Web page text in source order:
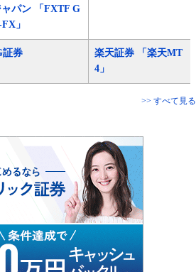
ャパン 「FXTF G
」
証券
楽天証券 「楽天MT
4」
>> すべて見る